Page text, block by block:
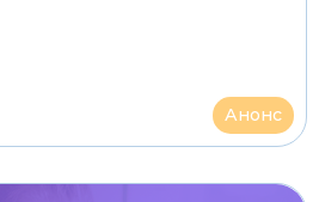
Анонс